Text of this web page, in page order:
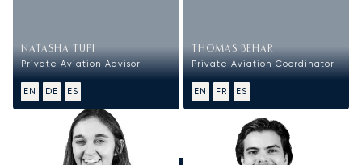
NATASHA TUPI
Private Aviation Advisor
EN DE ES
THOMAS BEHAR
Private Aviation Coordinator
EN FR ES